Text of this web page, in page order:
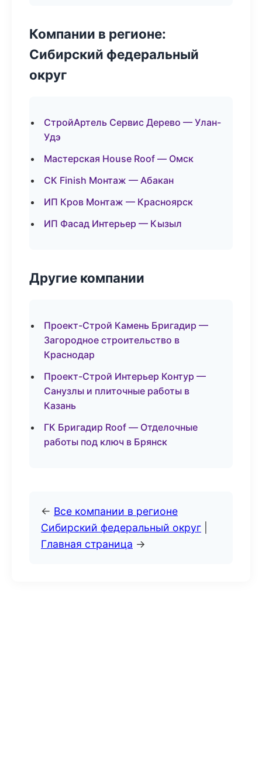
Компании в регионе:
Сибирский федеральный
округ
СтройАртель Сервис Дерево — Улан-
Удэ
Мастерская House Roof — Омск
СК Finish Монтаж — Абакан
ИП Кров Монтаж — Красноярск
ИП Фасад Интерьер — Кызыл
Другие компании
Проект-Строй Камень Бригадир —
Загородное строительство в
Краснодар
Проект-Строй Интерьер Контур —
Санузлы и плиточные работы в
Казань
ГК Бригадир Roof — Отделочные
работы под ключ в Брянск
← Все компании в регионе
Сибирский федеральный округ
Главная страница →